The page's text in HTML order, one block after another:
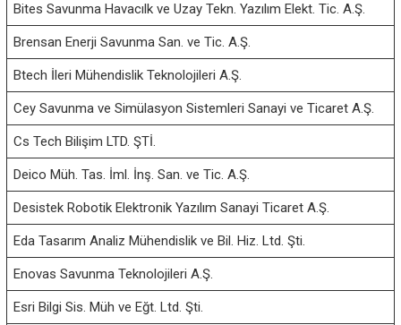
ğ
i
Bites Savunma Havacılk ve Uzay Tekn. Yazılım Elekt. Tic. A.Ş.
Brensan Enerji Savunma San. ve Tic. A.Ş.
Btech İleri Mühendislik Teknolojileri A.Ş.
Cey Savunma ve Simülasyon Sistemleri Sanayi ve Ticaret A.Ş.
Cs Tech Bilişim LTD. ŞTİ.
Deico Müh. Tas. İml. İnş. San. ve Tic. A.Ş.
Desistek Robotik Elektronik Yazılım Sanayi Ticaret A.Ş.
Eda Tasarım Analiz Mühendislik ve Bil. Hiz. Ltd. Şti.
Enovas Savunma Teknolojileri A.Ş.
Esri Bilgi Sis. Müh ve Eğt. Ltd. Şti.